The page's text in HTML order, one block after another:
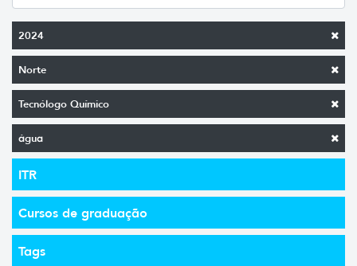
2024
Norte
Tecnólogo Químico
água
ITR
Cursos de graduação
Tags